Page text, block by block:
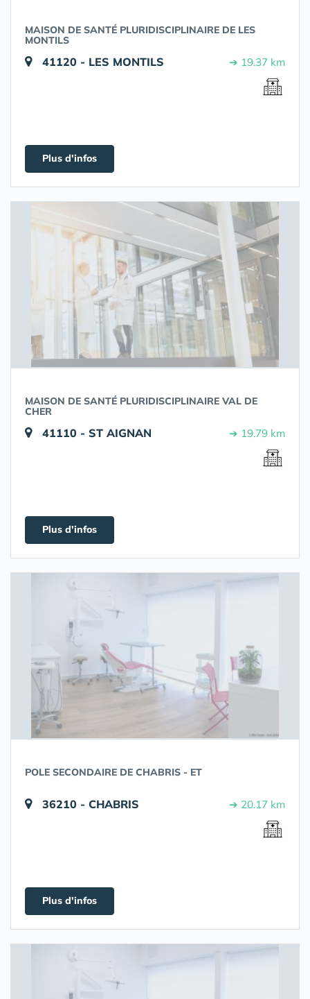
MAISON DE SANTÉ PLURIDISCIPLINAIRE DE LES
MONTILS
41120 - LES MONTILS ➔ 19.37 km
Plus d'infos
MAISON DE SANTÉ PLURIDISCIPLINAIRE VAL DE
CHER
41110 - ST AIGNAN ➔ 19.79 km
Plus d'infos
POLE SECONDAIRE DE CHABRIS - ET
36210 - CHABRIS ➔ 20.17 km
Plus d'infos